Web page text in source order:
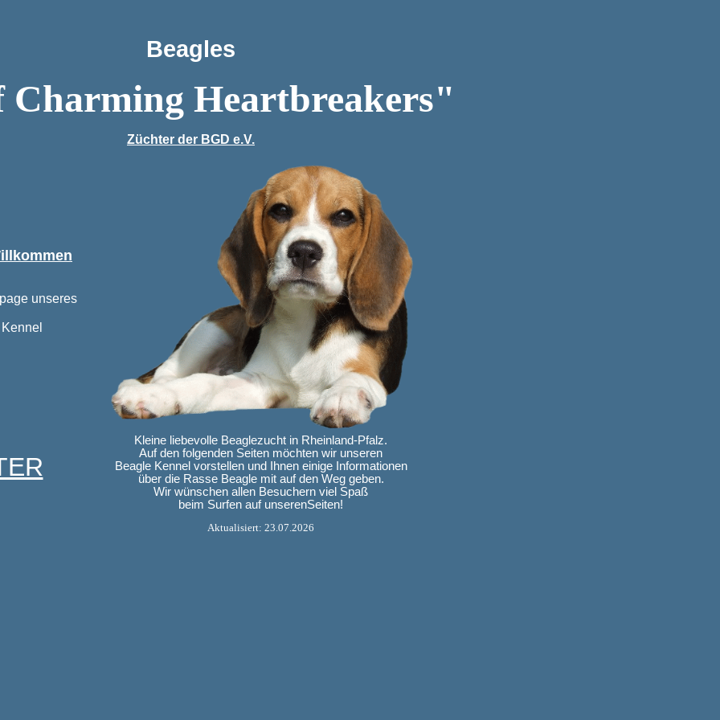
Beagles
Charming Heartbreakers"
Züchter der BGD e.V.
unseres
Kleine liebevolle Beaglezucht in Rheinland-Pfalz.
Auf den folgenden Seiten möchten wir unseren
Beagle Kennel vorstellen und Ihnen einige Informationen
über die Rasse Beagle mit auf den Weg geben.
Wir wünschen allen Besuchern viel Spaß
beim Surfen auf unserenSeiten!
Aktualisiert: 23.07.2026